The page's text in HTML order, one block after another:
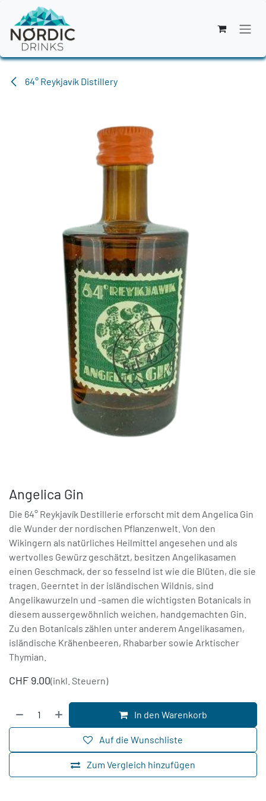
Zum Inhalt springen
64° Reykjavík Distillery
Angelica Gin
Die 64° Reykjavík Destillerie erforscht mit dem Angelica Gin
die Wunder der nordischen Pflanzenwelt. Von den
Wikingern als natürliches Heilmittel angesehen und als
wertvolles Gewürz geschätzt, besitzen Angelikasamen
einen Geschmack, der so fesselnd ist wie die Blüten, die sie
tragen. Geerntet in der isländischen Wildnis, sind
Angelikawurzeln und -samen die wichtigsten Botanicals in
diesem aussergewöhnlich weichen, handgemachten Gin.
Zu den Botanicals zählen unter anderem Angelikasamen,
isländische Krähenbeeren, Rhabarber sowie Arktischer
Thymian.
CHF 9.00(inkl. Steuern)
In den Warenkorb
Zum Vergleich hinzufügen
Auf die Wunschliste